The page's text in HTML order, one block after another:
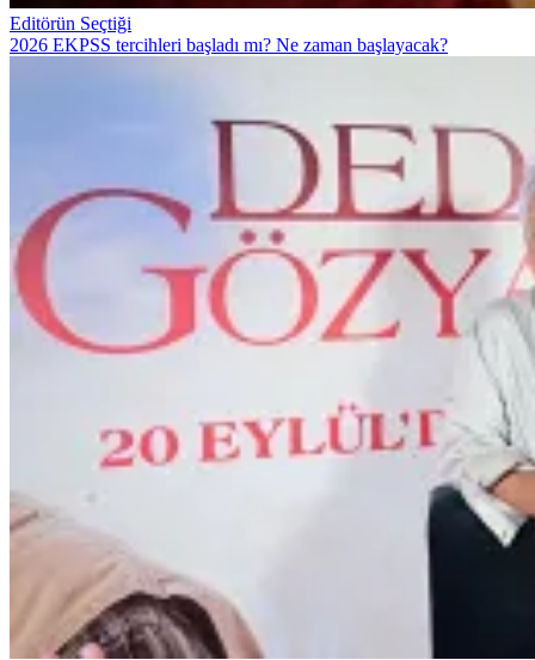
Editörün Seçtiği
2026 EKPSS tercihleri başladı mı? Ne zaman başlayacak?